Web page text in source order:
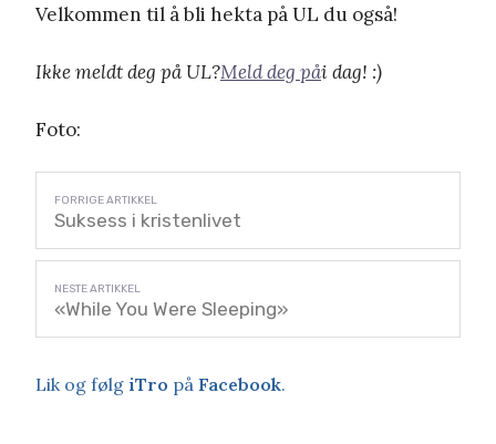
Velkommen til å bli hekta på UL du også!
Ikke meldt deg på UL?Meld deg påi dag! :)
Foto:
Suksess i kristenlivet
«While You Were Sleeping»
Lik og følg iTro på Facebook.